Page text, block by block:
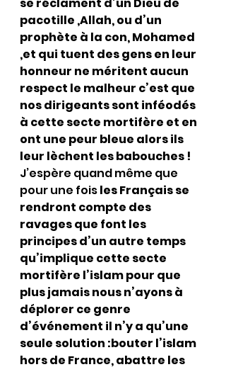
pacotille ,Allah, ou d’un
prophète à la con, Mohamed
,et qui tuent des gens en leur
honneur ne méritent aucun
respect le malheur c’est que
nos dirigeants sont inféodés
à cette secte mortifère et en
ont une peur bleue alors ils
leur lèchent les babouches !
J’espère quand même que
pour une fois les Français se
rendront compte des
ravages que font les
principes d’un autre temps
qu’implique cette secte
mortifère l’islam pour que
plus jamais nous n’ayons à
déplorer ce genre
d’événement il n’y a qu’une
seule solution :bouter l’islam
hors de France, abattre les